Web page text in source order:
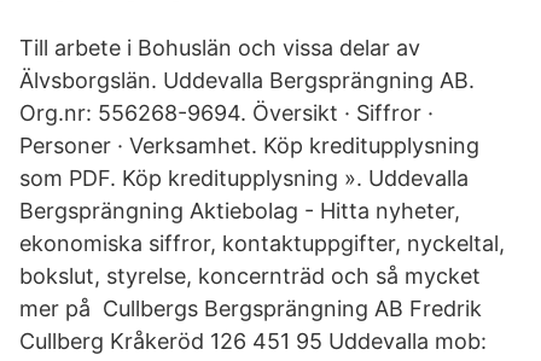
Till arbete i Bohuslän och vissa delar av
Älvsborgslän. Uddevalla Bergsprängning AB.
Org.nr: 556268-9694. Översikt · Siffror ·
Personer · Verksamhet. Köp kreditupplysning
som PDF. Köp kreditupplysning ». Uddevalla
Bergsprängning Aktiebolag - Hitta nyheter,
ekonomiska siffror, kontaktuppgifter, nyckeltal,
bokslut, styrelse, koncernträd och så mycket
mer på Cullbergs Bergsprängning AB Fredrik
Cullberg Kråkeröd 126 451 95 Uddevalla mob: